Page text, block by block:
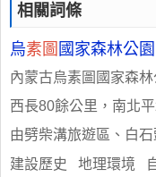
相關詞條
烏素圖 國家森林公園
內蒙古烏素圖國家森
西長80餘公里，南北
由劈柴溝旅遊區、白
建設歷史 地理環境